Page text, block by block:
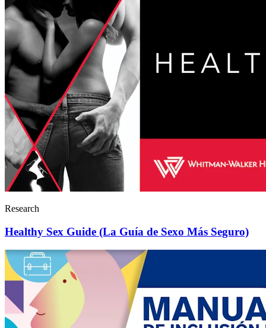
Research
Healthy Sex Guide (La Guía de Sexo Más Seguro)